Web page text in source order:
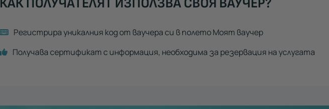
Регистрира уникалния код от ваучера си в полето Моят ваучер
Получава сертификат с информация, необходима за резервация на услугата